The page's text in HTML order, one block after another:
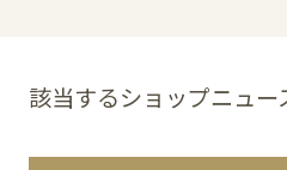
該当するショップニュー